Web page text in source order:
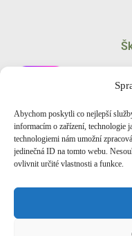
Abychom poskytli co nejlepší
informacím o zařízení, technologie
technologiemi nám umožní
jedinečná ID na tomto webu.
ovlivnit určité vlastnosti a funkce.